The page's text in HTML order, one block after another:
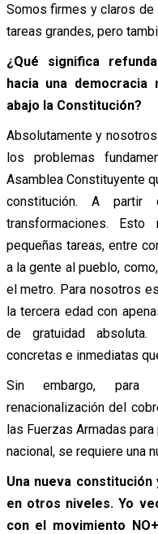
Somos firmes y claros de
tareas grandes, pero
¿Qué significa
hacia una democracia
abajo la Constitución?
Absolutamente y
los problemas
Asamblea Constituyente
constitución. A
transformaciones.
pequeñas tareas, entre
a la gente al pueblo,
el metro. Para nosotros
la tercera edad con
de gratuidad
concretas e inmediatas
Sin embargo, para
renacionalización del
las Fuerzas Armadas
nacional, se requiere una
Una nueva
en otros niveles. Yo
con el movimiento